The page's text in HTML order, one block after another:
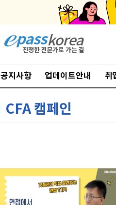
공지사항 업데이트안내 취
CFA 캠페인